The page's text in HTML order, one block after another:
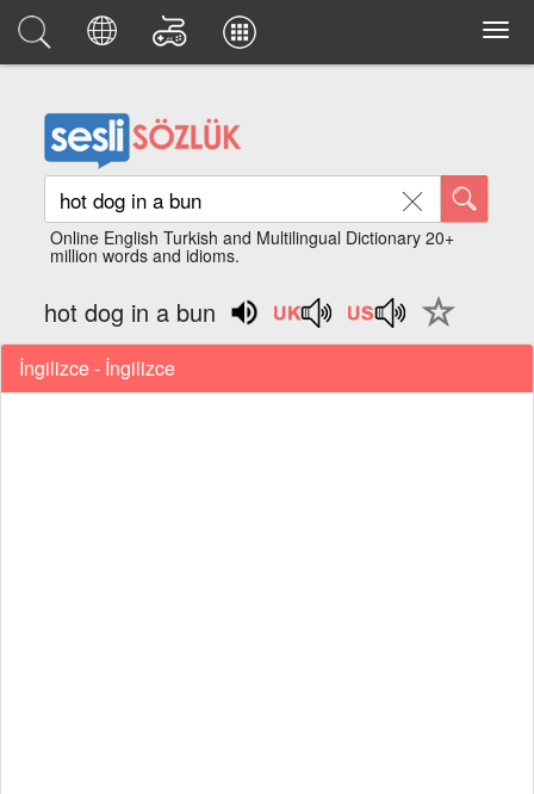
Online English Turkish and Multilingual Dictionary 20+
million words and idioms.
hot dog in a bun
İngilizce - İngilizce